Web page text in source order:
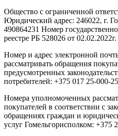
Общество с ограниченной
Юридический адрес: 246022, г.
490864231 Номер
реестре РБ 528026 от 02.02.2022г.
Номер и адрес электронной
рассматривать обращения
предусмотренных
потребителей: +375 017 25-000-
Номера уполномоченных
покупателей в соответствии с
обращениях граждан и
услуг Гомельгорисполком: +375